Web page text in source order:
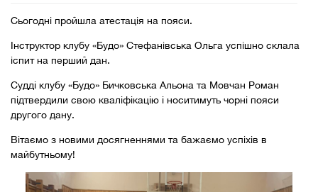
Сьогодні пройшла атестація на пояси.
Інструктор клубу «Будо» Стефанівська Ольга успішно склала
іспит на перший дан.
Судді клубу «Будо» Бичковська Альона та Мовчан Роман
підтвердили свою кваліфікацію і носитимуть чорні пояси
другого дану.
Вітаємо з новими досягненнями та бажаємо успіхів в
майбутньому!